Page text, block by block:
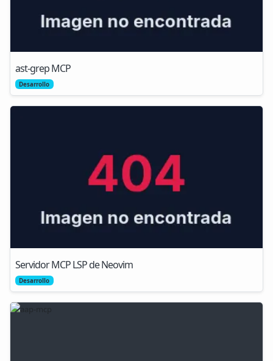
ast-grep MCP
Desarrollo
Servidor MCP LSP de Neovim
Desarrollo